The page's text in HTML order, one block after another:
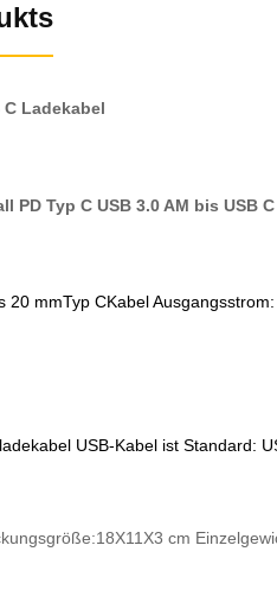
Ladekabel
Typ C USB 3.0 AM bis USB
20 mmTyp CKabelAusgangsstrom
USB-Kabel ist Standard:
cm